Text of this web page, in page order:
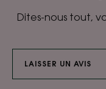
Dites-nous tout,
LAISSER UN AVIS